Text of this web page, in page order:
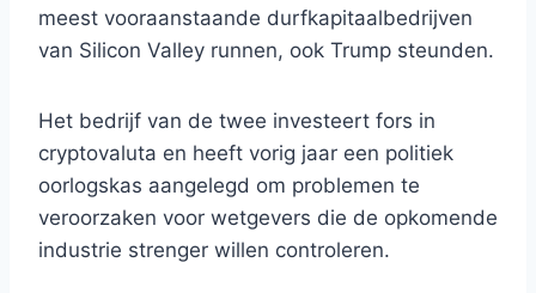
meest vooraanstaande durfkapitaalbedrijven
van Silicon Valley runnen, ook Trump steunden.
Het bedrijf van de twee investeert fors in
cryptovaluta en heeft vorig jaar een politiek
oorlogskas aangelegd om problemen te
veroorzaken voor wetgevers die de opkomende
industrie strenger willen controleren.